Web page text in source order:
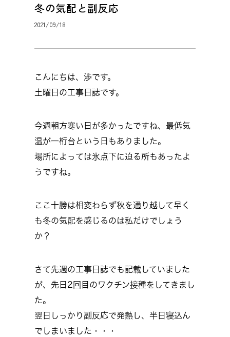
冬の気配と副反応
2021/09/18
こんにちは、渉です。
土曜日の工事日誌です。
今週朝方寒い日が多かったですね、最低気
温が一桁台という日もありました。
場所によっては氷点下に迫る所もあったよ
うですね。
ここ十勝は相変わらず秋を通り越して早く
も冬の気配を感じるのは私だけでしょう
か？
さて先週の工事日誌でも記載していました
が、先日2回目のワクチン接種をしてきまし
た。
翌日しっかり副反応で発熱し、半日寝込ん
でしまいました・・・